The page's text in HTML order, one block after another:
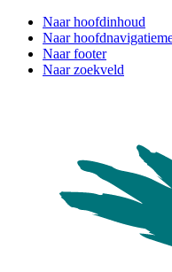
Naar hoofdinhoud
Naar
Naar footer
Naar zoekveld